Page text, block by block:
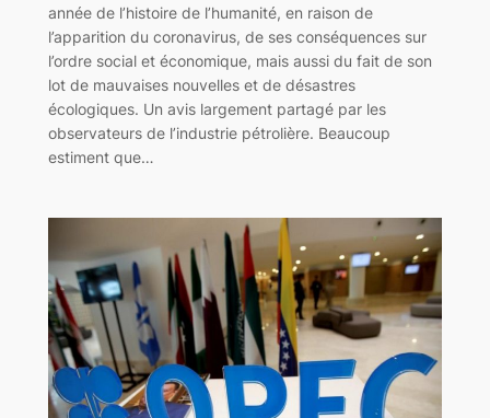
année de l’histoire de l’humanité, en raison de
l’apparition du coronavirus, de ses conséquences sur
l’ordre social et économique, mais aussi du fait de son
lot de mauvaises nouvelles et de désastres
écologiques. Un avis largement partagé par les
observateurs de l’industrie pétrolière. Beaucoup
estiment que…